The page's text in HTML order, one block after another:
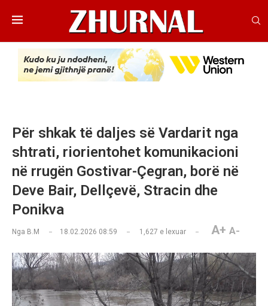
Për shkak të daljes së Vardarit nga
shtrati, riorientohet komunikacioni
në rrugën Gostivar-Çegran, borë në
Deve Bair, Dellçevë, Stracin dhe
Ponikva
Nga B.M 18.02.2026 08:59 1,627 e lexuar A+ A-